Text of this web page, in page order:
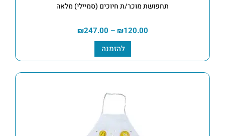
תחפושת מוכר/ת חיוכים (סמיילי) מלאה
₪120.00
–
₪247.00
להזמנה